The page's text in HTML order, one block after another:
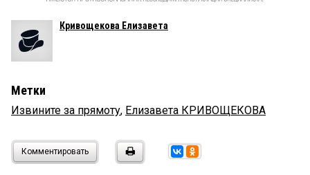
Кривощекова Елизавета
Метки
Извините за прямоту, Елизавета КРИВОЩЕКОВА
Комментировать